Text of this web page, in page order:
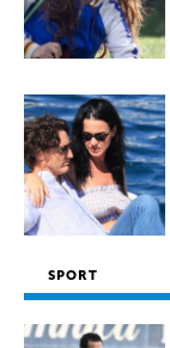
SPORT